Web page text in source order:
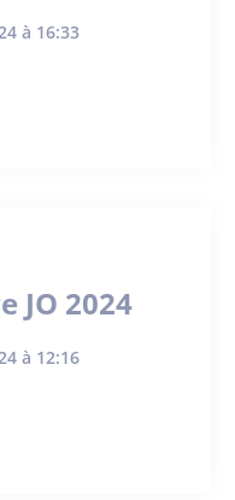
à 16:33
JO 2024
à 12:16